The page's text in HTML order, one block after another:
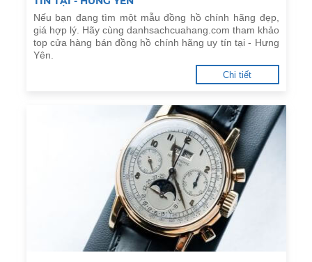
Nếu bạn đang tìm một mẫu đồng hồ chính hãng đẹp,
giá hợp lý. Hãy cùng danhsachcuahang.com tham khảo
top cửa hàng bán đồng hồ chính hãng uy tín tại - Hưng
Yên.
Chi tiết